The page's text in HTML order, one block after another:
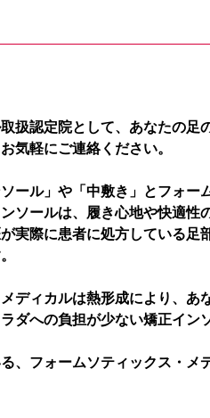
扱認定院として、あなたの足
気軽にご連絡ください。
ール」や「中敷き」とフォ
ソールは、履き心地や快適
実際に患者に処方している
ディカルは熱形成により、
ダへの負担が少ない矯正イン
、フォームソティックス・メ